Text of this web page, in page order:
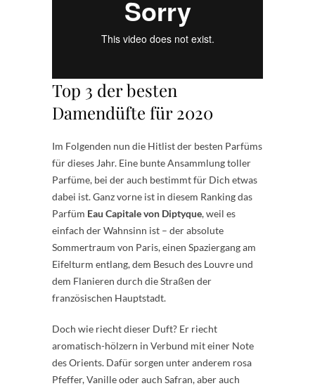
Top 3 der besten
Damendüfte für 2020
Im Folgenden nun die Hitlist der besten Parfüms
für dieses Jahr. Eine bunte Ansammlung toller
Parfüme, bei der auch bestimmt für Dich etwas
dabei ist. Ganz vorne ist in diesem Ranking das
Parfüm Eau Capitale von Diptyque, weil es
einfach der Wahnsinn ist – der absolute
Sommertraum von Paris, einen Spaziergang am
Eifelturm entlang, dem Besuch des Louvre und
dem Flanieren durch die Straßen der
französischen Hauptstadt.
Doch wie riecht dieser Duft? Er riecht
aromatisch-hölzern in Verbund mit einer Note
des Orients. Dafür sorgen unter anderem rosa
Pfeffer, Vanille oder auch Safran, aber auch